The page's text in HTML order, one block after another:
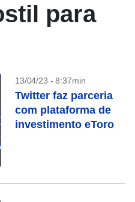
para
13/04/23 - 8:37min
Twitter faz parceria
com plataforma de
investimento eToro